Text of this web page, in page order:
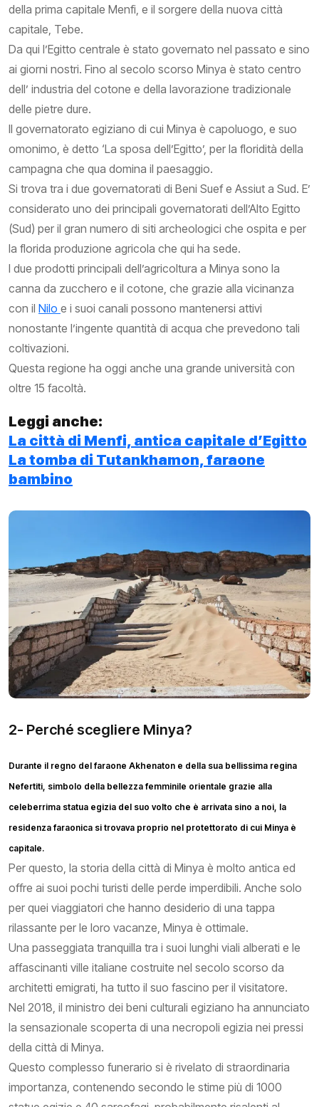
della prima capitale Menfi, e il sorgere della nuova città
capitale, Tebe.
Da qui l’Egitto centrale è stato governato nel passato e sino
ai giorni nostri. Fino al secolo scorso Minya è stato centro
dell’ industria del cotone e della lavorazione tradizionale
delle pietre dure.
Il governatorato egiziano di cui Minya è capoluogo, e suo
omonimo, è detto ‘La sposa dell’Egitto’, per la floridità della
campagna che qua domina il paesaggio.
Si trova tra i due governatorati di Beni Suef e Assiut a Sud. E’
considerato uno dei principali governatorati dell’Alto Egitto
(Sud) per il gran numero di siti archeologici che ospita e per
la florida produzione agricola che qui ha sede.
I due prodotti principali dell’agricoltura a Minya sono la
canna da zucchero e il cotone, che grazie alla vicinanza
con il Nilo e i suoi canali possono mantenersi attivi
nonostante l’ingente quantità di acqua che prevedono tali
coltivazioni.
Questa regione ha oggi anche una grande università con
oltre 15 facoltà.
Leggi anche:
La città di Menfi, antica capitale d’Egitto
La tomba di Tutankhamon, faraone
bambino
2- Perché scegliere Minya?
Durante il regno del faraone Akhenaton e della sua bellissima regina
Nefertiti, simbolo della bellezza femminile orientale grazie alla
celeberrima statua egizia del suo volto che è arrivata sino a noi, la
residenza faraonica si trovava proprio nel protettorato di cui Minya è
capitale.
Per questo, la storia della città di Minya è molto antica ed
offre ai suoi pochi turisti delle perde imperdibili. Anche solo
per quei viaggiatori che hanno desiderio di una tappa
rilassante per le loro vacanze, Minya è ottimale.
Una passeggiata tranquilla tra i suoi lunghi viali alberati e le
affascinanti ville italiane costruite nel secolo scorso da
architetti emigrati, ha tutto il suo fascino per il visitatore.
Nel 2018, il ministro dei beni culturali egiziano ha annunciato
la sensazionale scoperta di una necropoli egizia nei pressi
della città di Minya.
Questo complesso funerario si è rivelato di straordinaria
importanza, contenendo secondo le stime più di 1000